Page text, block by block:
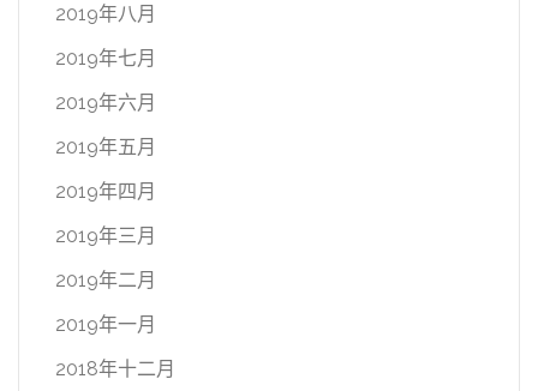
2019年八月
2019年七月
2019年六月
2019年五月
2019年四月
2019年三月
2019年二月
2019年一月
2018年十二月